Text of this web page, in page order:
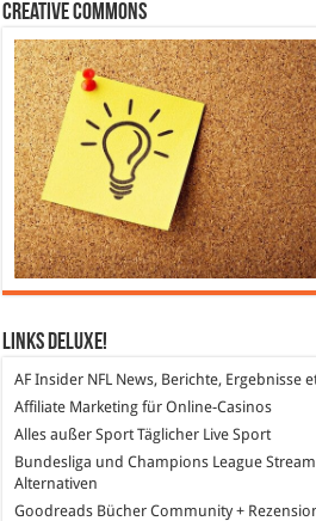
Creative Commons
Links DeLuXe!
AF Insider NFL News, Berichte, Ergebnisse
Affiliate Marketing für Online-Casinos
Alles außer Sport Täglicher Live Sport
Bundesliga und Champions League
Alternativen
Goodreads Bücher Community +